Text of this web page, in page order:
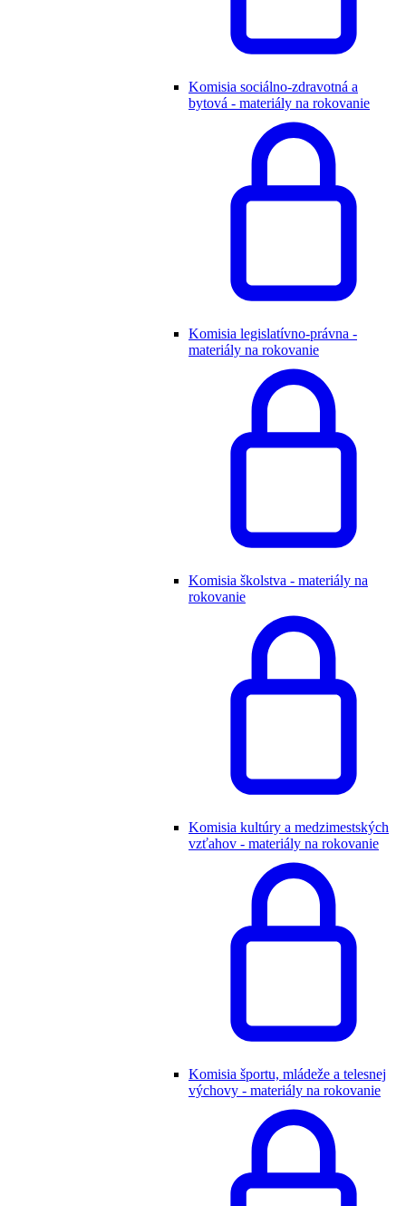
Komisia sociálno-zdravotná a
bytová - materiály na rokovanie
Komisia legislatívno-právna -
materiály na rokovanie
Komisia školstva - materiály na
rokovanie
Komisia kultúry a medzimestských
vzťahov - materiály na rokovanie
Komisia športu, mládeže a telesnej
výchovy - materiály na rokovanie